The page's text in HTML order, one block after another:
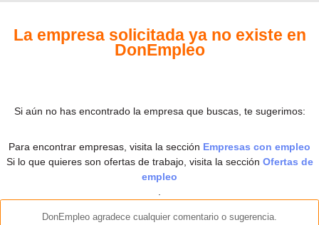
La empresa solicitada ya no existe en
DonEmpleo
Si aún no has encontrado la empresa que buscas, te sugerimos:
Para encontrar empresas, visita la sección Empresas con empleo
Si lo que quieres son ofertas de trabajo, visita la sección Ofertas de
empleo
DonEmpleo agradece cualquier comentario o sugerencia.